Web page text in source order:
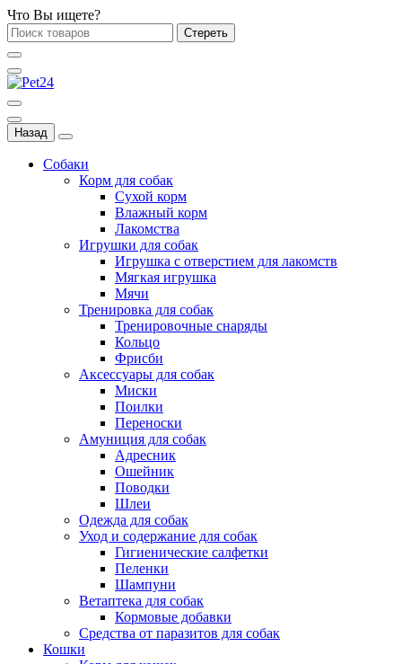
Что Вы ищете?
Стереть
Назад
Собаки
Корм для собак
Сухой корм
Влажный корм
Лакомства
Игрушки для собак
Игрушка с отверстием для лакомств
Мягкая игрушка
Мячи
Тренировка для собак
Тренировочные снаряды
Кольцо
Фрисби
Аксессуары для собак
Миски
Поилки
Переноски
Амуниция для собак
Адресник
Ошейник
Поводки
Шлеи
Одежда для собак
Уход и содержание для собак
Гигиенические салфетки
Пеленки
Шампуни
Ветаптека для собак
Кормовые добавки
Средства от паразитов для собак
Кошки